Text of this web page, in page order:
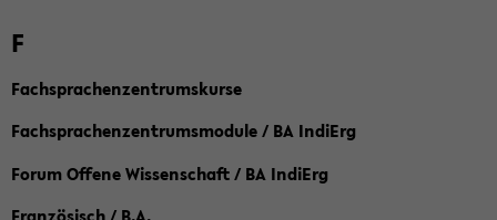
F
Fachsprachenzentrumskurse
Fachsprachenzentrumsmodule / BA IndiErg
Forum Offene Wissenschaft / BA IndiErg